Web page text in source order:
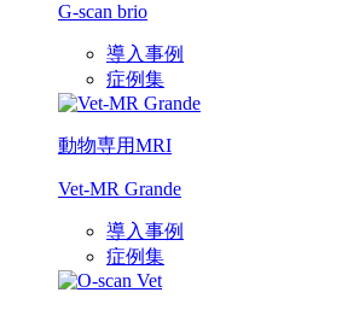
G-scan brio
導入事例
症例集
動物専用MRI
Vet-MR Grande
導入事例
症例集